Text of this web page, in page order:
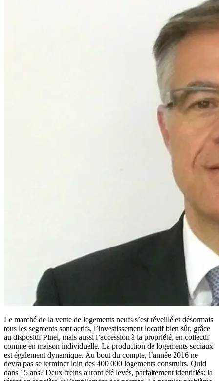
Le marché de la vente de logements neufs s’est réveillé et désormais
tous les segments sont actifs, l’investissement locatif bien sûr, grâce
au dispositif Pinel, mais aussi l’accession à la propriété, en collectif
comme en maison individuelle. La production de logements sociaux
est également dynamique. Au bout du compte, l’année 2016 ne
devra pas se terminer loin des 400 000 logements construits. Quid
dans 15 ans? Deux freins auront été levés, parfaitement identifiés: la